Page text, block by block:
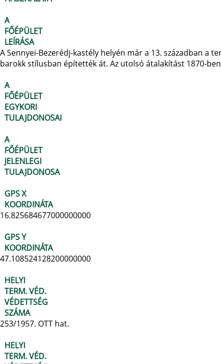
A
FŐÉPÜLET
LEÍRÁSA
A Sennyei-Bezerédj-kastély helyén már a 13. században a
barokk stílusban építették át. Az utolsó átalakítást 1870-
A
FŐÉPÜLET
EGYKORI
TULAJDONOSAI
A
FŐÉPÜLET
JELENLEGI
TULAJDONOSA
GPS X
KOORDINÁTA
16.825684677000000000
GPS Y
KOORDINÁTA
47.108524128200000000
HELYI
TERM. VÉD.
VÉDETTSÉG
SZÁMA
253/1957. OTT hat.
HELYI
TERM. VÉD.